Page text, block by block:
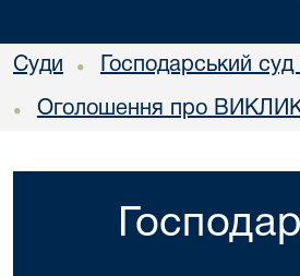
Суди • Господарський
• Оголошення про